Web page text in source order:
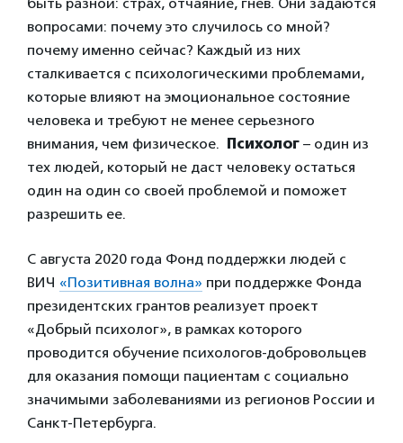
вопросами: почему это случилось со мной?
почему именно сейчас? Каждый из них
сталкивается с психологическими проблемами,
которые влияют на эмоциональное состояние
человека и требуют не менее серьезного
внимания, чем физическое. Психолог – один из
тех людей, который не даст человеку остаться
один на один со своей проблемой и поможет
разрешить ее.
С августа 2020 года Фонд поддержки людей с
ВИЧ «Позитивная волна» при поддержке Фонда
президентских грантов реализует проект
«Добрый психолог», в рамках которого
проводится обучение психологов-добровольцев
для оказания помощи пациентам с социально
значимыми заболеваниями из регионов России и
Санкт-Петербурга.